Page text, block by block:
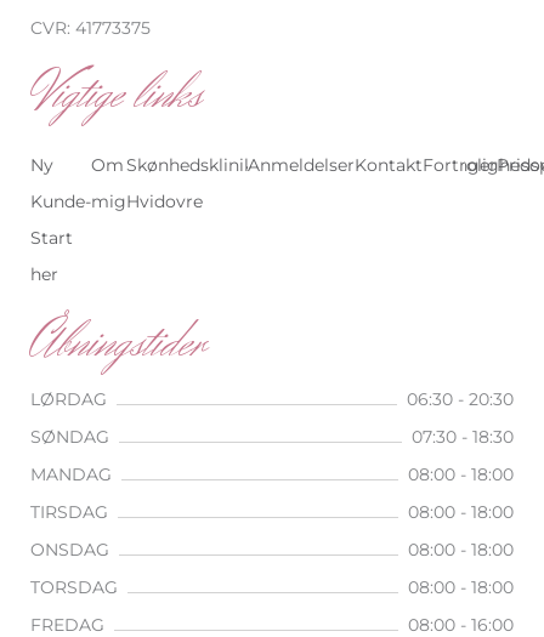
CVR: 41773375
Vigtige links
Ny
Kunde-
Start
her
Om
mig
Skønhedsklinik
Hvidovre
SkønhedsklinikBehandlinger
AnmeldelserKontakt
Åbningstider
LØRDAG
06:30 - 20:30
SØNDAG
07:30 - 18:30
MANDAG
08:00 - 18:00
TIRSDAG
08:00 - 18:00
ONSDAG
08:00 - 18:00
TORSDAG
08:00 - 18:00
FREDAG
08:00 - 16:00